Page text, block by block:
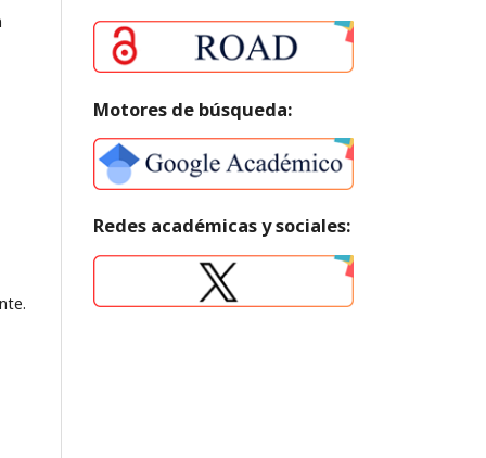
Motores de búsqueda:
Redes académicas y sociales: